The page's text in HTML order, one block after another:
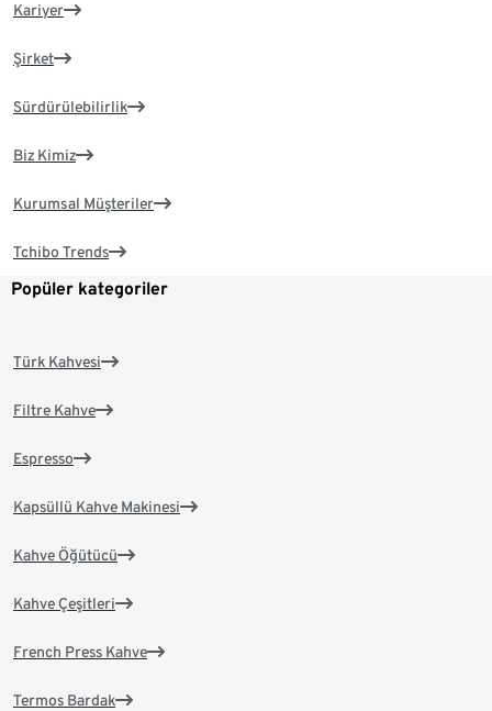
Kariyer
Şirket
Sürdürülebilirlik
Biz Kimiz
Kurumsal Müşteriler
Tchibo Trends
Popüler kategoriler
Türk Kahvesi
Filtre Kahve
Espresso
Kapsüllü Kahve Makinesi
Kahve Öğütücü
Kahve Çeşitleri
French Press Kahve
Termos Bardak